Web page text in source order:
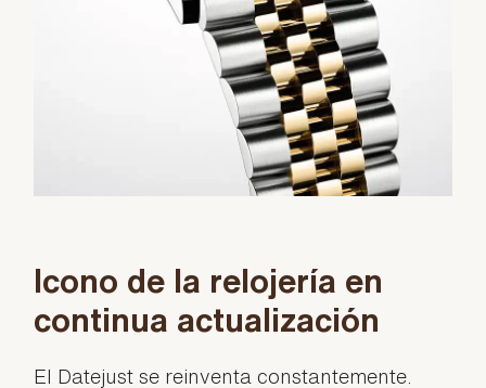
Icono de la relojería en
continua actualización
El Datejust se reinventa constantemente.